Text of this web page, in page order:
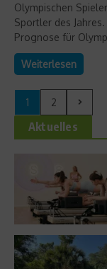
Olympischen
Sportler des
Prognose für
Weiterlesen
1 2
Aktuelles